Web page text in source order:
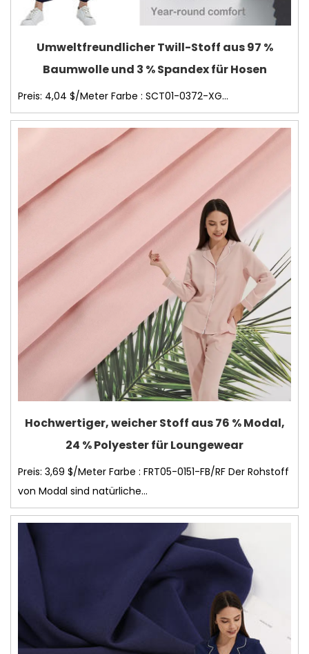
Umweltfreundlicher Twill-Stoff aus 97 %
Baumwolle und 3 % Spandex für Hosen
Preis: 4,04 $/Meter Farbe : SCT01-0372-XG...
Hochwertiger, weicher Stoff aus 76 % Modal,
24 % Polyester für Loungewear
Preis: 3,69 $/Meter Farbe : FRT05-0151-FB/RF Der Rohstoff
von Modal sind natürliche...